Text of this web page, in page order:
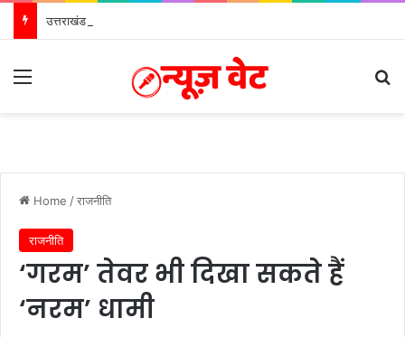
उत्तराखंड की बेटी विदुषी निशंक को मिला प्रथम ‘दिल्ली गौरव सम्मान-2026’
Menu
Home /राजनीति
राजनीति
‘गरम’ तेवर भी दिखा सकते हैं
‘नरम’ धामी